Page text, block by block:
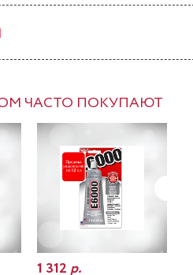
ЧАСТО ПОКУПАЮТ
1 312р.